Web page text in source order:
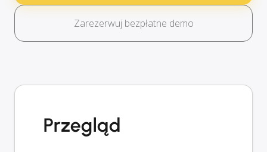
Zarezerwuj bezpłatne demo
Przegląd